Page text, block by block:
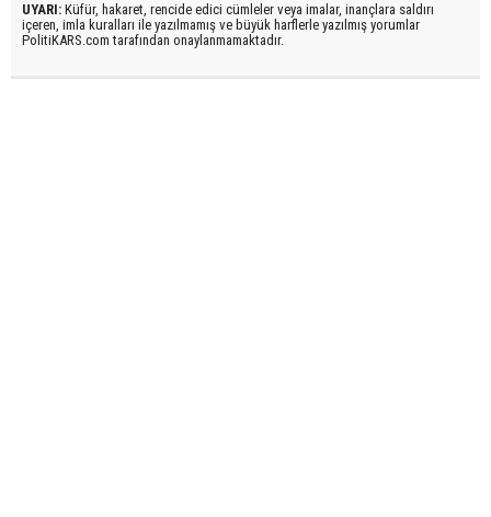
UYARI: Küfür, hakaret, rencide edici cümleler veya imalar, inançlara saldırı
içeren, imla kuralları ile yazılmamış ve büyük harflerle yazılmış yorumlar
PolitiKARS.com tarafından onaylanmamaktadır.